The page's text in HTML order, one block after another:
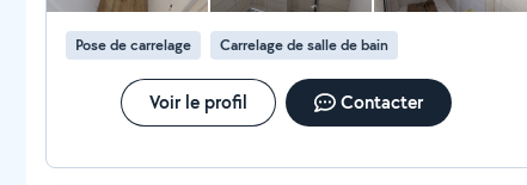
Pose de carrelage Carrelage de salle de bain
Voir le profil Contacter